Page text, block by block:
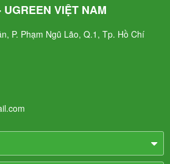
VIỆT NAM
P. Phạm Ngũ Lão, Q.1, Tp. Hồ Chí